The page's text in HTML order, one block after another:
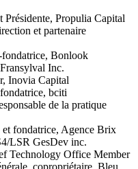
Présidente, Propulia Capital
et partenaire
Bonlook
Inc.
Inovia Capital
bciti
de la pratique
et fondatrice, Agence Brix
LSR GesDev inc.
Technology Office Member
copropriétaire, Bleu